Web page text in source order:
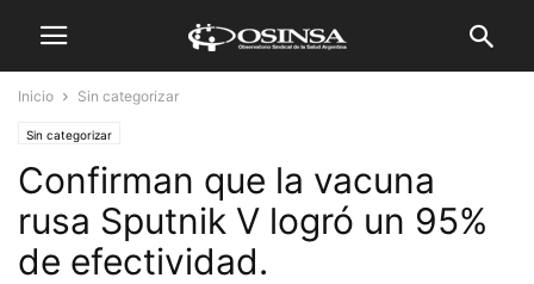
Inicio Sin categorizar
Sin categorizar
Confirman que la vacuna
rusa Sputnik V logró un 95%
de efectividad.